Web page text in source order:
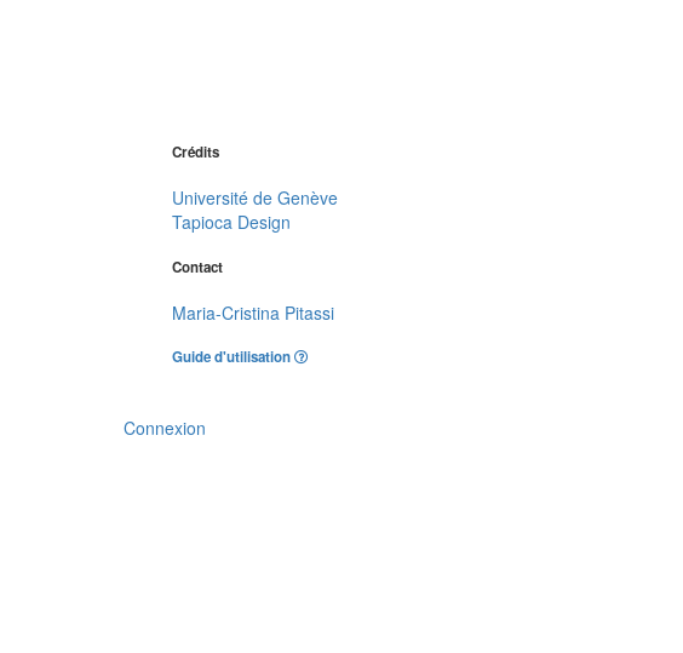
Crédits
Université de Genève
Tapioca Design
Contact
Maria-Cristina Pitassi
Guide d'utilisation
Connexion